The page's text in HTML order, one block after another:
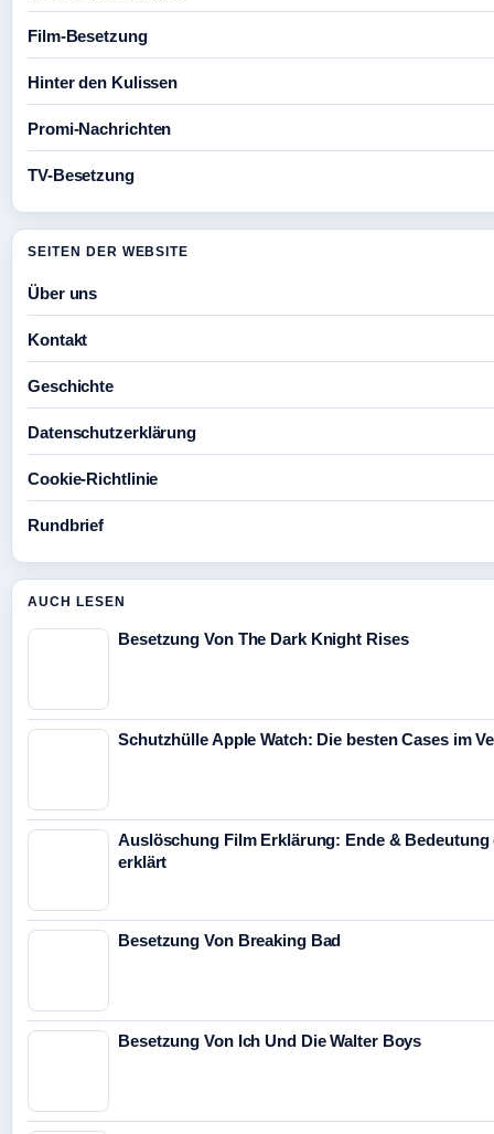
Film-Besetzung
Hinter den Kulissen
Promi-Nachrichten
TV-Besetzung
SEITEN DER WEBSITE
Über uns
Kontakt
Geschichte
Datenschutzerklärung
Cookie-Richtlinie
Rundbrief
AUCH LESEN
Besetzung Von The Dark Knight Rises
Schutzhülle Apple Watch: Die besten Cases im
Auslöschung Film Erklärung: Ende & Bedeutung
erklärt
Besetzung Von Breaking Bad
Besetzung Von Ich Und Die Walter Boys